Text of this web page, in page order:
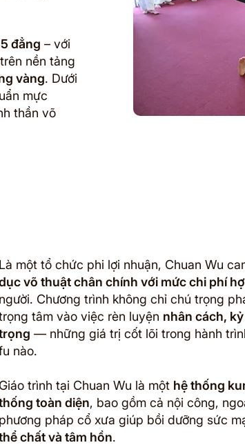
đẳng – với
nền tảng
vàng. Dưới
mực
thần võ
Là một tổ chức phi lợi nhuận, Chuan Wu
võ thuật chân chính với mức chi phí
người. Chương trình không chỉ chú trọng
tâm vào việc rèn luyện nhân cách,
— những giá trị cốt lõi trong hành
nào.
Giáo trình tại Chuan Wu là một hệ thống
toàn diện, bao gồm cả nội công,
phương pháp cổ xưa giúp bồi dưỡng sức
chất và tâm hồn.